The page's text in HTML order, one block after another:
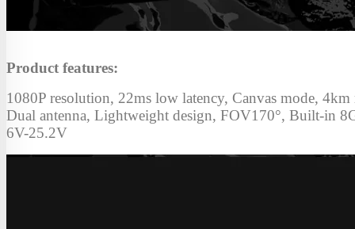
Product features:
1080P resolution, 22ms low latency, Canvas mode, 4km
Dual antenna, Lightweight design, FOV170°, Built-in
6V-25.2V